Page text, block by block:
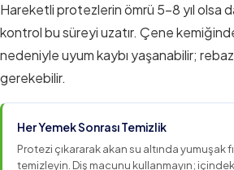
Hareketli protezlerin ömrü 5–8 yıl olsa
kontrol bu süreyi uzatır. Çene
nedeniyle uyum kaybı yaşanabilir;
gerekebilir.
Her Yemek Sonrası Temizlik
Protezi çıkararak akan su altında yumuşak
temizleyin. Diş macunu kullanmayın;